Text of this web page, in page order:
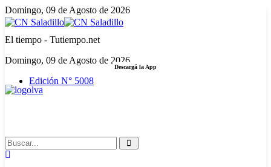
Domingo, 09 de Agosto de 2026
El tiempo - Tutiempo.net
Domingo, 09 de Agosto de 2026
Edición N° 5008
Descargá la App